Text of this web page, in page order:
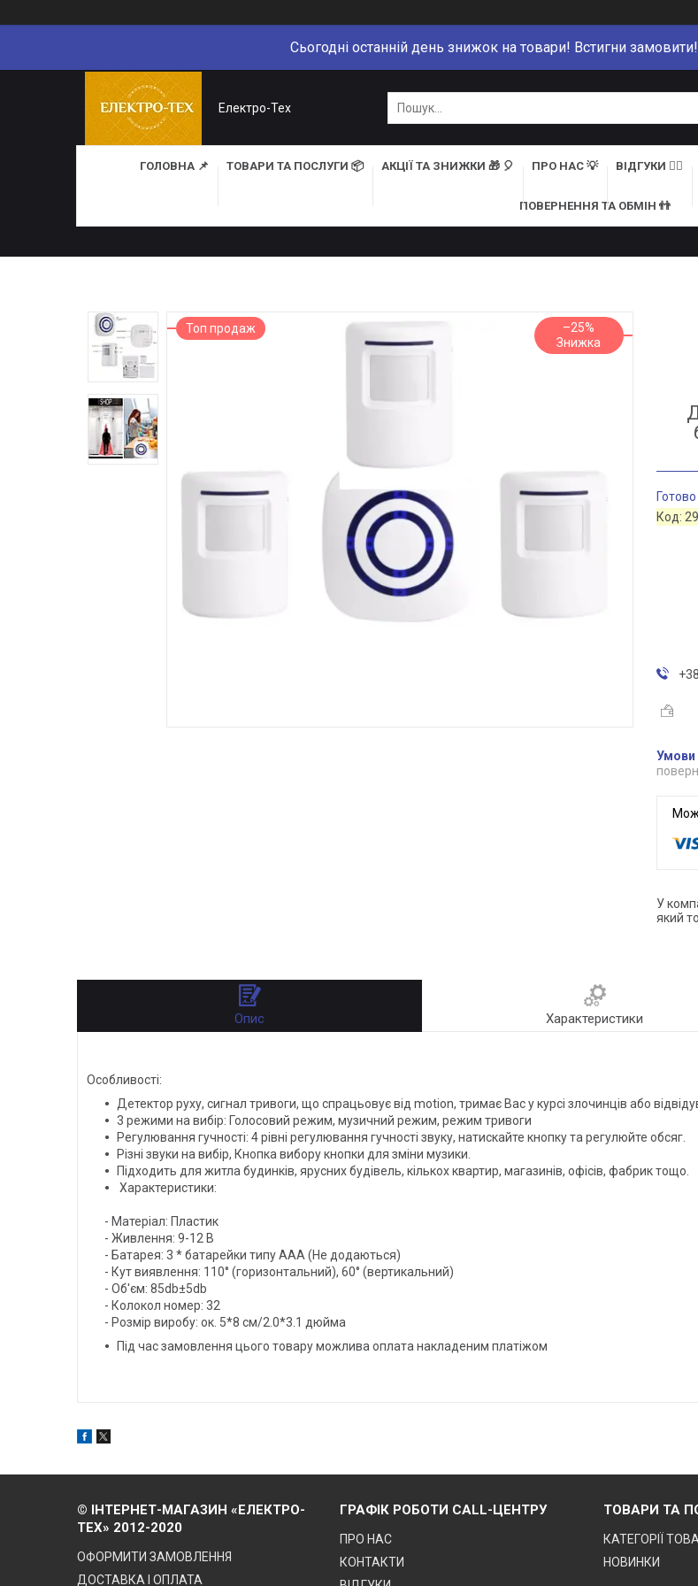
Сьогодні останній день знижок на товари! Встигни замовити!
Електро-Тех
ГОЛОВНА 📌 ТОВАРИ ТА ПОСЛУГИ 📦 АКЦІЇ ТА ЗНИЖКИ 🎁 🎈 ПРО НАС 💡 ВІДГУКИ 👍🏻
ПОВЕРНЕННЯ ТА ОБМІН 👬
Топ продаж –25%
Код:
У
який
Опис Характеристики
Особливості:
Детектор руху, сигнал тривоги, що спрацьовує від motion, тримає Вас у курсі злочинців або
3 режими на вибір: Голосовий режим, музичний режим, режим тривоги
Регулювання гучності: 4 рівні регулювання гучності звуку, натискайте кнопку та регулюйте обсяг.
Різні звуки на вибір, Кнопка вибору кнопки для зміни музики.
Підходить для житла будинків, ярусних будівель, кількох квартир, магазинів, офісів, фабрик тощо.
Характеристики:
- Матеріал: Пластик
- Живлення: 9-12 В
- Батарея: 3 * батарейки типу AAA (Не додаються)
- Кут виявлення: 110° (горизонтальний), 60° (вертикальний)
- Об'єм: 85db±5db
- Колокол номер: 32
- Розмір виробу: ок. 5*8 см/2.0*3.1 дюйма
Під час замовлення цього товару можлива оплата накладеним платіжом
© ІНТЕРНЕТ-МАГАЗИН «ЕЛЕКТРО-
ТЕХ» 2012-2020
ОФОРМИТИ ЗАМОВЛЕННЯ
ДОСТАВКА І ОПЛАТА
ГРАФІК РОБОТИ CALL-ЦЕНТРУ
ПРО НАС
КОНТАКТИ
ТОВАРИ ТА
КАТЕГОРІЇ
НОВИНКИ